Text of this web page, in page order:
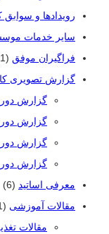
رویدادها و سوابق
سایر خدمات
فراگیران موفق (1)
گزارش تصویری
گزارش
گزارش
گزارش
گزارش
معرفی اساتید (6)
مقالات آموزشی (181)
مقالات